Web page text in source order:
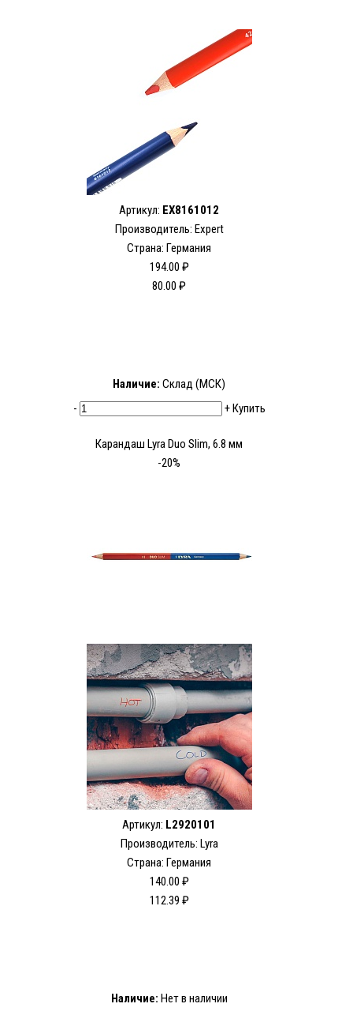
Артикул: EX8161012
Производитель: Expert
Страна: Германия
194.00 ₽
80.00 ₽
Наличие: Склад (МСК)
-
+Купить
Карандаш Lyra Duo Slim, 6.8 мм
-20%
Артикул: L2920101
Производитель: Lyra
Страна: Германия
140.00 ₽
112.39 ₽
Наличие: Нет в наличии